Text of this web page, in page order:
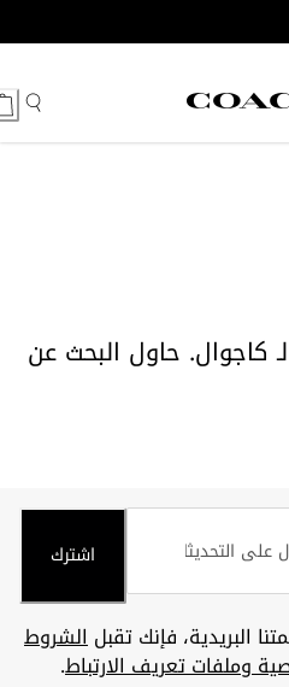
كاجوال. حاول البحث عن
اشترك
البريدية، فإنك تقبلالشروط
وملفات تعريف الارتباط.